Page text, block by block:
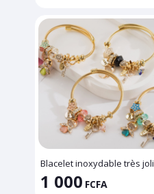
Blacelet inoxydable très joli
1 000 FCFA